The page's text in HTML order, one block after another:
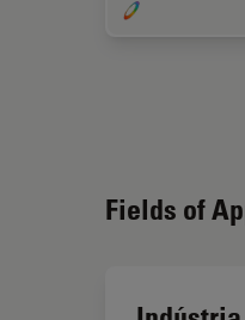
Fields of